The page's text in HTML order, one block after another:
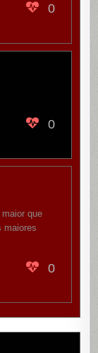
0
0
que
maiores
0